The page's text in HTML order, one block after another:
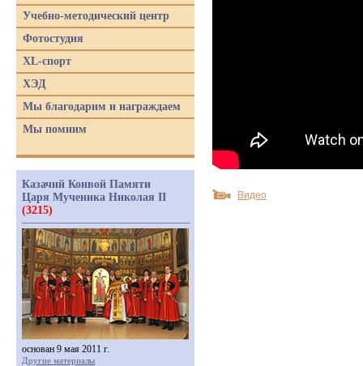
Видео
Учебно-методический центр
Фотостудия
XL-спорт
ХЭД
Мы благодарим и награждаем
Мы помним
Казачий Конвой Памяти
Царя Мученика Николая II
(3215)
основан 9 мая 2011 г.
Другие материалы